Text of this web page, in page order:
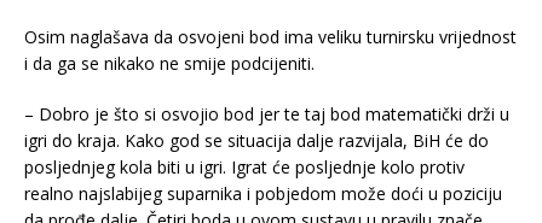
Osim naglašava da osvojeni bod ima veliku turnirsku vrijednost
i da ga se nikako ne smije podcijeniti.
– Dobro je što si osvojio bod jer te taj bod matematički drži u
igri do kraja. Kako god se situacija dalje razvijala, BiH će do
posljednjeg kola biti u igri. Igrat će posljednje kolo protiv
realno najslabijeg suparnika i pobjedom može doći u poziciju